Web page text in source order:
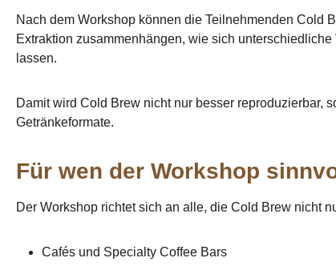
Nach dem Workshop können die Teilnehmenden Cold
Extraktion zusammenhängen, wie sich
lassen.
Damit wird Cold Brew nicht nur besser reproduzierbar,
Getränkeformate.
Für wen der Workshop
Der Workshop richtet sich an alle, die Cold Brew nicht
Cafés und Specialty Coffee Bars